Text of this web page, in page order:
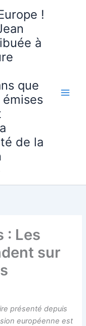
!
à
que
de la
: Les
sur
présenté depuis
européenne est